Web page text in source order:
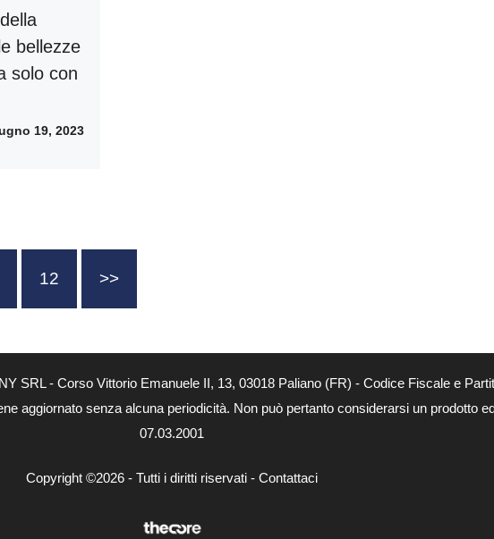
bellezze
solo con
19, 2023
12 >>
SRL - Corso Vittorio Emanuele II, 13, 03018 Paliano (FR) - Codice Fiscale e
aggiornato senza alcuna periodicità. Non può pertanto considerarsi un prodotto
07.03.2001
Copyright ©2026 - Tutti i diritti riservati - Contattaci